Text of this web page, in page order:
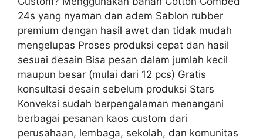
24s yang nyaman dan adem Sablon rubber
premium dengan hasil awet dan tidak mudah
mengelupas Proses produksi cepat dan hasil
sesuai desain Bisa pesan dalam jumlah kecil
maupun besar (mulai dari 12 pcs) Gratis
konsultasi desain sebelum produksi Stars
Konveksi sudah berpengalaman menangani
berbagai pesanan kaos custom dari
perusahaan, lembaga, sekolah, dan komunitas